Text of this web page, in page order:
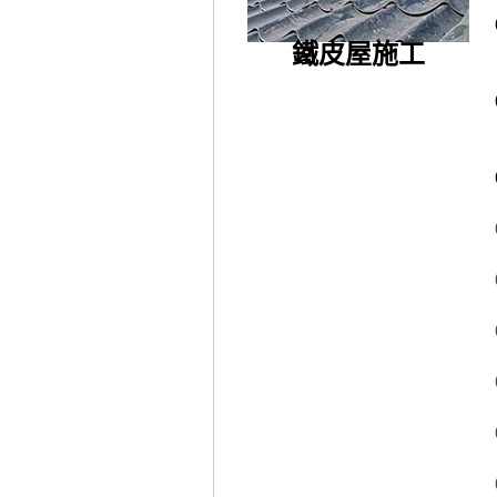
鐵皮屋施工